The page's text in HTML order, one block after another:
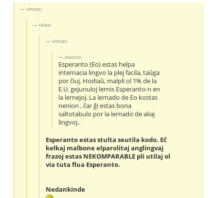
vincas:
hilex:
vincas:
morico:
Esperanto (Eo) estas helpa
internacia lingvo la plej facila, taŭga
por ĉiuj. Hodiaŭ, malpli ol 1% de la
E.U. gejunuloj lernis Esperanto-n en
la lernejoj. La lernado de Eo kostas
nenion , ĉar ĝi estas bona
saltotabulo por la lernado de aliaj
lingvoj..
Esperanto estas stulta seutila kodo. Eĉ
kelkaj malbone elparolitaj anglingvaj
frazoj estas NEKOMPARABLE pli utilaj ol
via tuta flua Esperanto.
Nedankinde